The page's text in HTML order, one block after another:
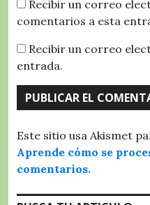
Recibir un correo
comentarios a esta
Recibir un correo
entrada.
Este sitio usa Akismet
Aprende cómo se
comentarios.